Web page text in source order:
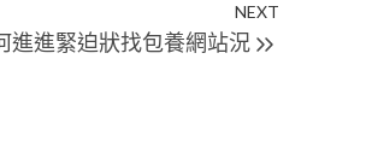
NEXT
進進緊迫狀找包養網站況